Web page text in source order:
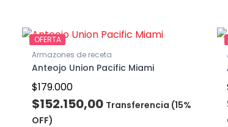
OFERTA
Armazones de receta
Anteojo Union Pacific Miami
$179.000
$152.150,00 Transferencia (15%
OFF)